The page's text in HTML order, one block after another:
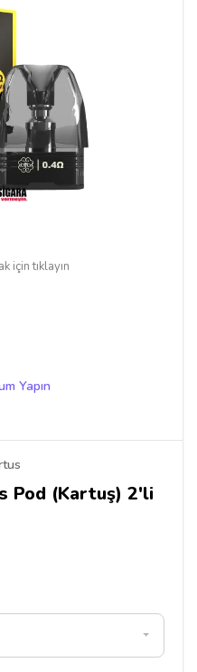
için tıklayın
Yapın
Pod (Kartuş) 2'li